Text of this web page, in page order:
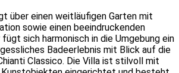
über einen weitläufigen Garten mit
sowie einen beeindruckenden
sich harmonisch in die Umgebung ein
Badeerlebnis mit Blick auf die
Classico. Die Villa ist stilvoll mit